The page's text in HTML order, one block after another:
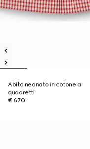
Abito neonato in cotone a
quadretti
€ 670